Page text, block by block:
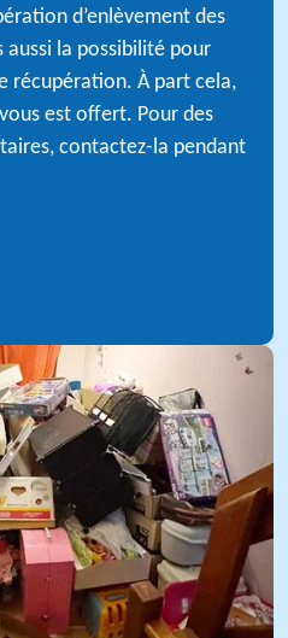
d’enlèvement des
aussi la possibilité pour
récupération. À part cela,
est offert. Pour des
contactez-la pendant